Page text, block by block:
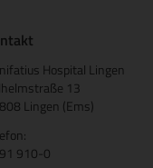
Hospital Lingen
13
Lingen (Ems)
910-0